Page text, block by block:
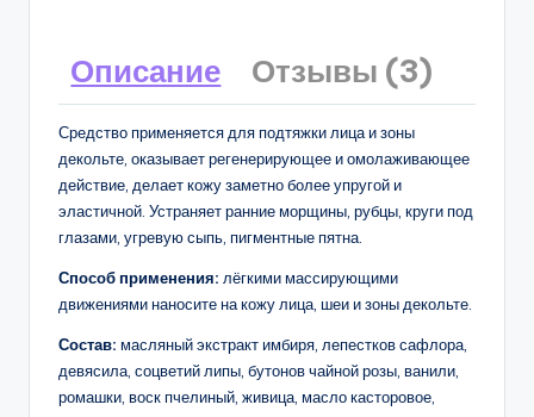
Описание Отзывы (3)
Средство применяется для подтяжки лица и зоны
декольте, оказывает регенерирующее и омолаживающее
действие, делает кожу заметно более упругой и
эластичной. Устраняет ранние морщины, рубцы, круги под
глазами, угревую сыпь, пигментные пятна.
Способ применения: лёгкими массирующими
движениями наносите на кожу лица, шеи и зоны декольте.
Состав: масляный экстракт имбиря, лепестков сафлора,
девясила, соцветий липы, бутонов чайной розы, ванили,
ромашки, воск пчелиный, живица, масло касторовое,